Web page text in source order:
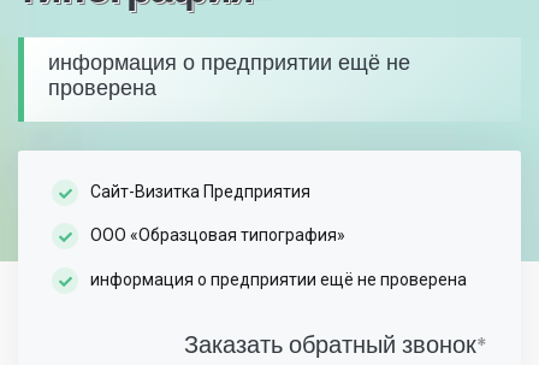
информация о предприятии ещё не
проверена
Сайт-Визитка Предприятия
ООО «Образцовая типография»
информация о предприятии ещё не проверена
Заказать обратный звонок*